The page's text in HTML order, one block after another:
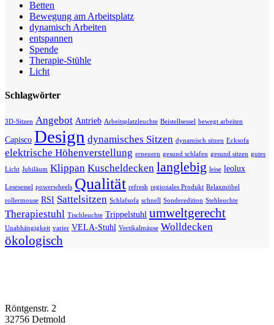
Betten
Bewegung am Arbeitsplatz
dynamisch Arbeiten
entspannen
Spende
Therapie-Stühle
Licht
Schlagwörter
3D-Sitzen Angebot Antrieb Arbeitsplatzleuchte Beistellsessel bewegt arbeiten
Capisco Design dynamisches Sitzen dynamisch sitzen Ecksofa
elektrische Höhenverstellung erneuern gesund schlafen gesund sitzen gutes
Licht Jubiläum Klippan Kuscheldecken langlebig leise leolux
Lesesessel powerwheels Qualität refresh regionales Produkt Relaxmöbel
rollermouse RSI Sattelsitzen Schlafsofa schnell Sonderedition Stehleuchte
Therapiestuhl Tischleuchte Trippelstuhl umweltgerecht
Unabhängigkeit varier VELA-Stuhl Vertikalmäuse Wolldecken
ökologisch
Röntgenstr. 2
32756 Detmold